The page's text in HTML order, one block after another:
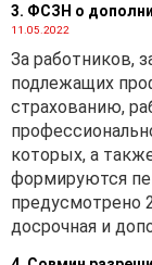
3. ФСЗН о
11.05.2022
За работников,
подлежащих
страхованию,
которых, а
формируются
предусмотрено
досрочная и